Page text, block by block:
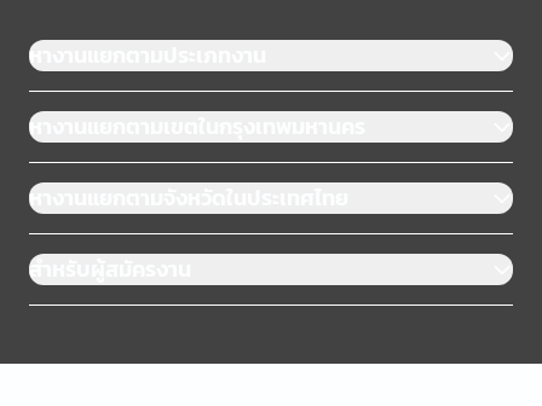
หางานแยกตามประเภทงาน
หางานแยกตามเขตในกรุงเทพมหานคร
หางานแยกตามจังหวัดในประเทศไทย
สำหรับผู้สมัครงาน